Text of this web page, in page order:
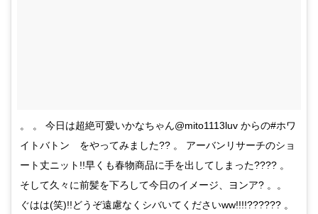
。 。 今日は超絶可愛いかなちゃん@mito1113luv からの#ホワ
イトバトン をやってみました?? 。 アーバンリサーチのショ
ート丈ニット!!早くも春物商品に手を出してしまった???? 。
そして久々に前髪を下ろして今日のイメージ、ヨンア? 。。
ぐはは(笑)!!どうぞ遠慮なくシバいてくださいww!!!!?????? 。